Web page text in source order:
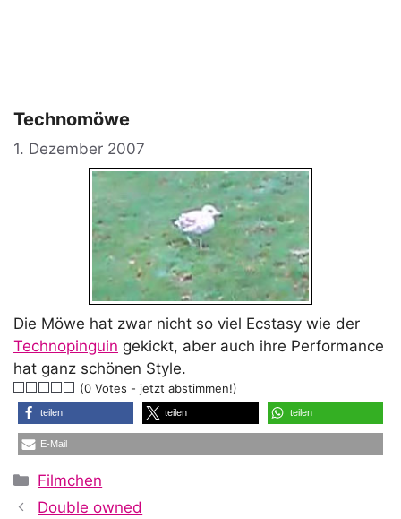
Technomöwe
1. Dezember 2007
Die Möwe hat zwar nicht so viel Ecstasy wie der
Technopinguin gekickt, aber auch ihre Performance
hat ganz schönen Style.
(0 Votes - jetzt abstimmen!)
teilen teilen teilen
E-Mail
Kategorien
Filmchen
Double owned